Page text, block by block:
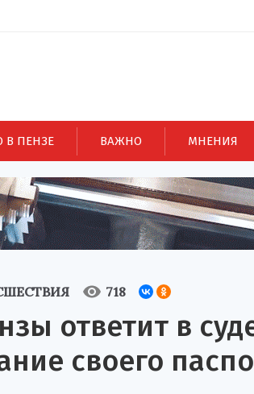
В ПЕНЗЕ ВАЖНО МНЕНИЯ
718
ответит в
своего